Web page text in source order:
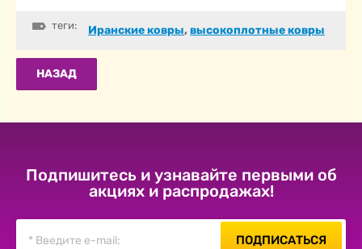
теги: Иранские ковры, высокоплотные ковры
НАЗАД
Подпишитесь и узнавайте первыми об
акциях и распродажах!
ПОДПИСАТЬСЯ